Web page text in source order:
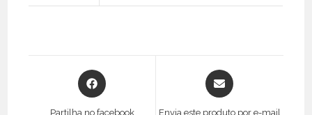
Opens
in
Partilha no facebook
Opens
in
Envia este produto por e-mail